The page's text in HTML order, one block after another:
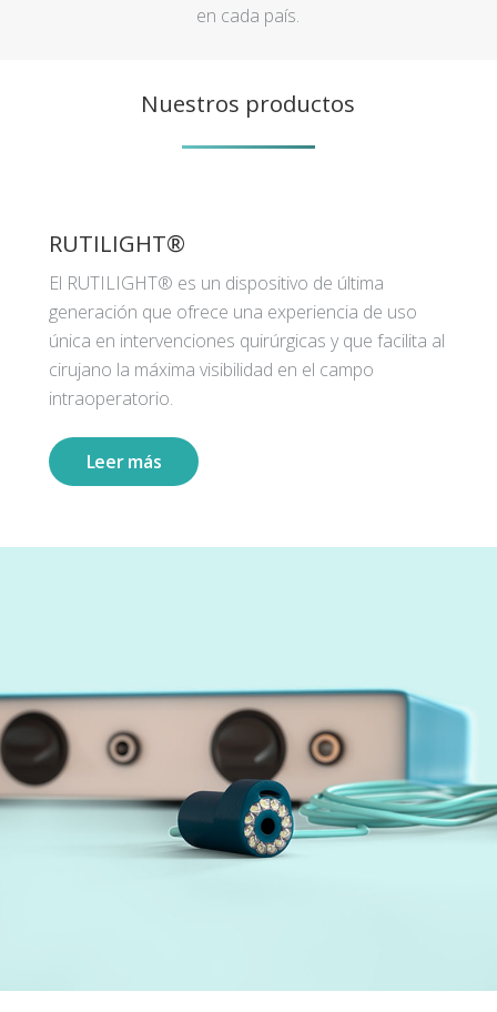
en cada país.
Nuestros productos
RUTILIGHT®
El RUTILIGHT® es un dispositivo de última
generación que ofrece una experiencia de uso
única en intervenciones quirúrgicas y que facilita al
cirujano la máxima visibilidad en el campo
intraoperatorio.
Leer más